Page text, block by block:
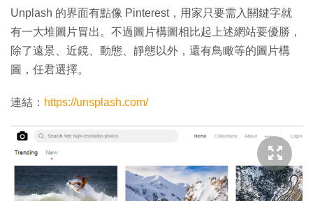
Unplash 的界面有點像 Pinterest，用家只要需入關鍵字就
有一大堆圖片冒出。不過圖片構圖相比起上述網站要優勝，
除了遠景、近鏡、動態、靜態以外，還有鳥瞰等的圖片構
圖，任君選擇。
連結： https://unsplash.com/